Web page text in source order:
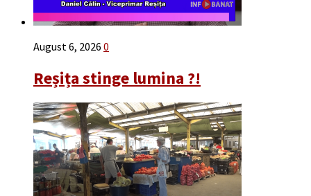
August 6, 2026 0
Reșița stinge lumina ?!